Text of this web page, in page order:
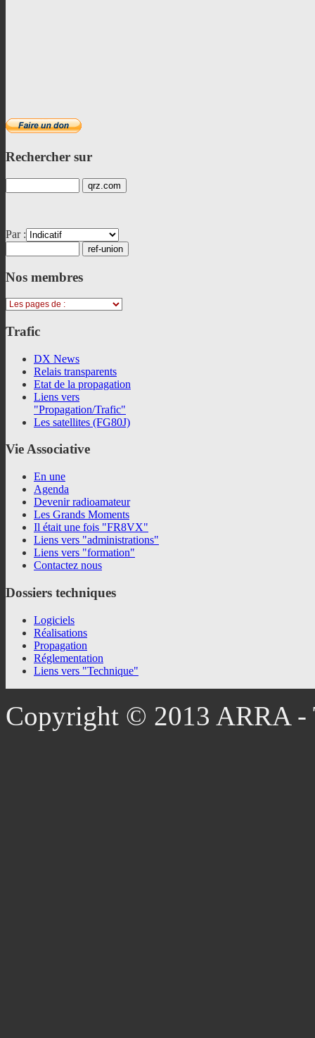
Rechercher sur
Par :
Nos membres
Trafic
DX News
Relais transparents
Etat de la propagation
Liens vers
"Propagation/Trafic"
Les satellites (FG80J)
VieAssociative
En une
Agenda
Devenir radioamateur
Les Grands Moments
Il était une fois "FR8VX"
Liens vers "administrations"
Liens vers "formation"
Contactez nous
Dossiers techniques
Logiciels
Réalisations
Propagation
Réglementation
Liens vers "Technique"
Copyright © 2013 ARRA -